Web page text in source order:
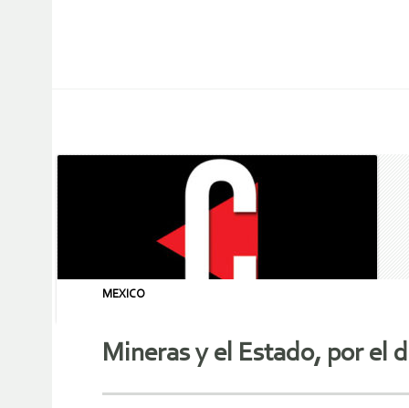
MEXICO
Mineras y el Estado, por el